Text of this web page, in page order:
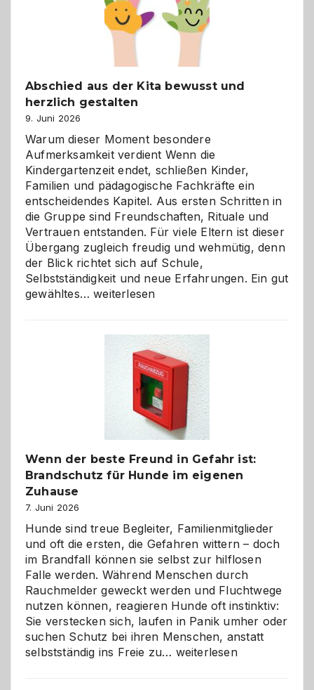
Abschied aus der Kita bewusst und
herzlich gestalten
9. Juni 2026
Warum dieser Moment besondere
Aufmerksamkeit verdient Wenn die
Kindergartenzeit endet, schließen Kinder,
Familien und pädagogische Fachkräfte ein
entscheidendes Kapitel. Aus ersten Schritten in
die Gruppe sind Freundschaften, Rituale und
Vertrauen entstanden. Für viele Eltern ist dieser
Übergang zugleich freudig und wehmütig, denn
der Blick richtet sich auf Schule,
Selbstständigkeit und neue Erfahrungen. Ein gut
gewähltes…Abschied
bewusst
herzlich
gestalten
weiterlesen
Wenn der beste Freund in Gefahr ist:
Brandschutz für Hunde im eigenen
Zuhause
7. Juni 2026
Hunde sind treue Begleiter, Familienmitglieder
und oft die ersten, die Gefahren wittern – doch
im Brandfall können sie selbst zur hilflosen
Falle werden. Während Menschen durch
Rauchmelder geweckt werden und Fluchtwege
nutzen können, reagieren Hunde oft instinktiv:
Sie verstecken sich, laufen in Panik umher oder
suchen Schutz bei ihren Menschen, anstatt
selbstständig ins Freie zu… Wenn
weiterlesen